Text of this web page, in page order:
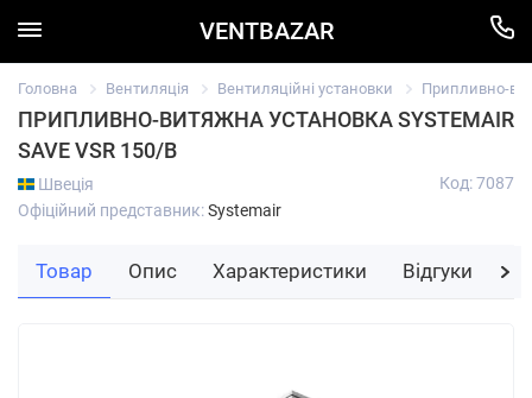
VENTBAZAR
Головна Вентиляція Вентиляційні установки Припливно-
ПРИПЛИВНО-ВИТЯЖНА УСТАНОВКА SYSTEMAIR
SAVE VSR 150/B
Швеція
Офіційний представник:Systemair
Код: 7087
Товар Опис Характеристики Відгуки